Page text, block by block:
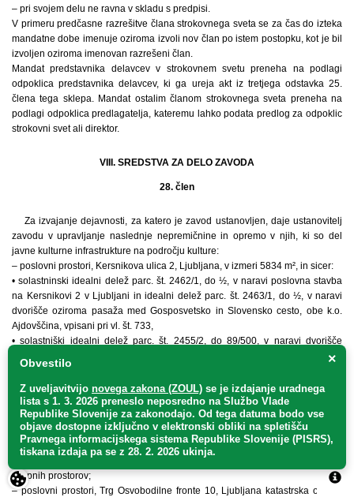
– pri svojem delu ne ravna v skladu s predpisi.
V primeru predčasne razrešitve člana strokovnega sveta se za čas do izteka
mandatne dobe imenuje oziroma izvoli nov član po istem postopku, kot je bil
izvoljen oziroma imenovan razrešeni član.
Mandat predstavnika delavcev v strokovnem svetu preneha na podlagi
odpoklica predstavnika delavcev, ki ga ureja akt iz tretjega odstavka 25.
člena tega sklepa. Mandat ostalim članom strokovnega sveta preneha na
podlagi odpoklica predlagatelja, kateremu lahko podata predlog za odpoklic
strokovni svet ali direktor.
VIII. SREDSTVA ZA DELO ZAVODA
28. člen
Za izvajanje dejavnosti, za katero je zavod ustanovljen, daje ustanovitelj
zavodu v upravljanje naslednje nepremičnine in opremo v njih, ki so del
javne kulturne infrastrukture na področju kulture:
– poslovni prostori, Kersnikova ulica 2, Ljubljana, v izmeri 5834 m², in sicer:
• solastninski idealni delež parc. št. 2462/1, do ½, v naravi poslovna stavba
na Kersnikovi 2 v Ljubljani in idealni delež parc. št. 2463/1, do ½, v naravi
dvorišče oziroma pasaža med Gosposvetsko in Slovensko cesto, obe k.o.
Ajdovščina, vpisani pri vl. št. 733,
• solastniški idealni delež parc. št. 2455/2, do 89/500, v naravi dvorišče
oziroma dostopna pot do poslovnega in službenega vhoda poslovne stavbe
na Kersnikovi 2 v Ljubljani in solastniški idealni delež parc. št. 2455/3, do
65/500, v naravi klet in medetaža, obe k.o. Ajdovščina, vpisani pri vl. št. 1260,
• parc. št. 2456/1, do celote, parc. št. 2456/2, do celote, v naravi dvorišče in
poslovna stavba, obe k.o. Ajdovščina, vpisani pri vl. št. 682;
– poslovni prostori, Zarnikova ulica 3, Ljubljana, katastrska občina Poljansko
predmestje, zk. vl. 52, parc. št. 310 in zk. vl. 406, parc. št. 309/3, del zgradbe,
73,55 m² in prostor v izmeri 16,30 m², vse skupaj 89,85 m², s souporabo
skupnih prostorov;
– poslovni prostori, Trg Osvobodilne fronte 10, Ljubljana katastrska občina
×
Obvestilo
Z uveljavitvijo novega zakona (ZOUL) se je izdajanje uradnega
lista s 1. 3. 2026 preneslo neposredno na Službo Vlade
Republike Slovenije za zakonodajo. Od tega datuma bodo vse
objave dostopne izključno v elektronski obliki na spletišču
Pravnega informacijskega sistema Republike Slovenije (PISRS),
tiskana izdaja pa se z 28. 2. 2026 ukinja.